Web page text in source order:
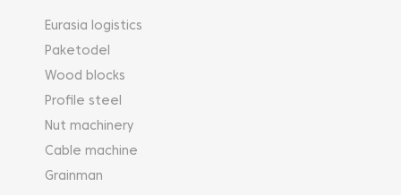
Eurasia logistics
Paketodel
Wood blocks
Profile steel
Nut machinery
Cable machine
Grainman